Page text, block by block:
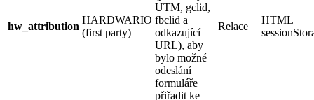
hw_attribution
HARDWARIO
(first party)
UTM, gclid,
fbclid a
odkazující
URL), aby
bylo možné
odeslání
formuláře
přiřadit ke
Relace
HTML